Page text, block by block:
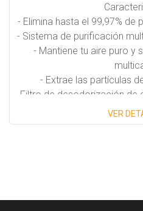
- Elimina hasta el 99,97%
- Sistema de purificación
- Mantiene tu aire puro y
- Extrae las partículas
- Filtro de desodorización
gases
- Filtración HEPA con filtro
VER